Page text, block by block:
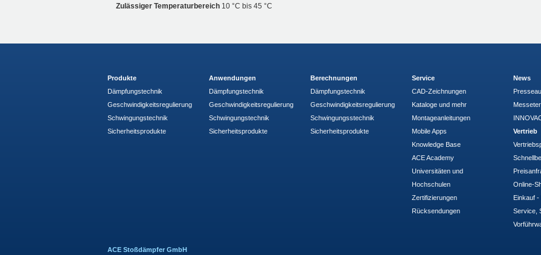
Zulässiger Temperaturbereich 10 °C bis 45 °C
Produkte
Dämpfungstechnik
Geschwindigkeitsregulierung
Schwingungstechnik
Sicherheitsprodukte
Anwendungen
Dämpfungstechnik
Geschwindigkeitsregulierung
Schwingungstechnik
Sicherheitsprodukte
Berechnungen
Dämpfungstechnik
Geschwindigkeitsregulierung
Schwingungsstechnik
Sicherheitsprodukte
Service
CAD-Zeichnungen
Kataloge und mehr
Montageanleitungen
Mobile Apps
Knowledge Base
ACE Academy
Universitäten und
Hochschulen
Zertifizierungen
Rücksendungen
News
Vertrieb
Online-
Einkauf
Service,
ACE Stoßdämpfer GmbH